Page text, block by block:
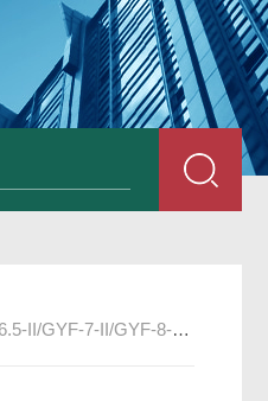
400/500排气扇/卫生间通风器
7-II/GYF-8-II/GYF-9-II/GYF-10-II消防高